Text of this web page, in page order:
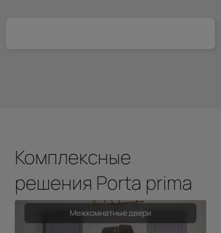
Комплексные
решения Porta prima
Межкомнатные двери